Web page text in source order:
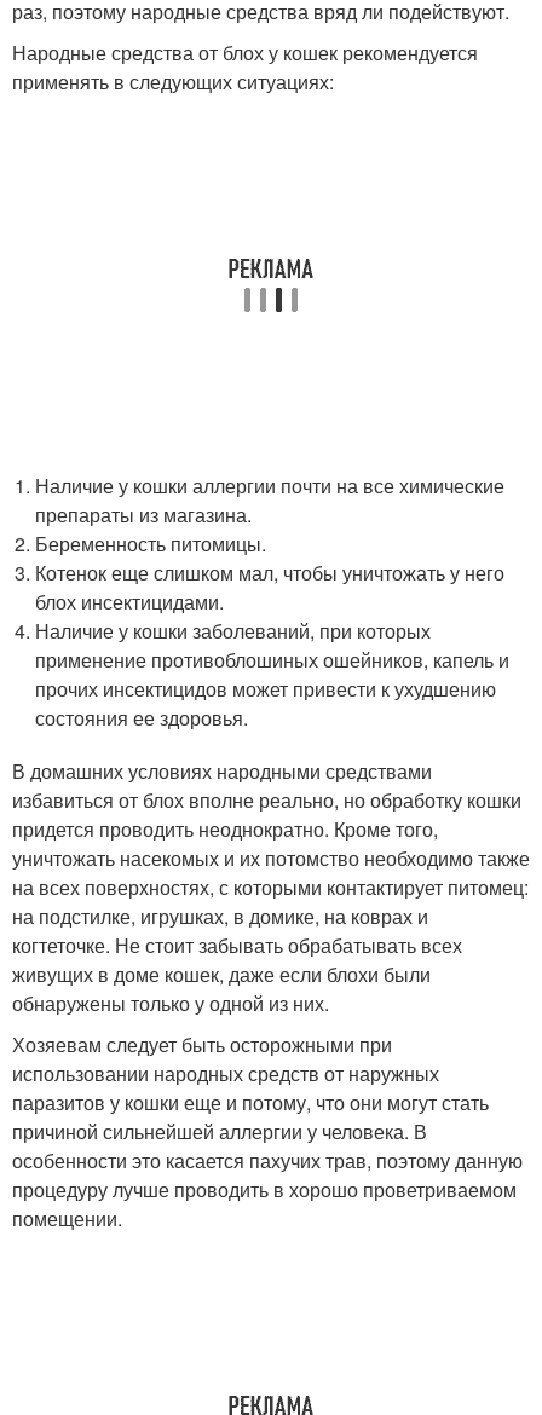
раз, поэтому народные средства вряд ли подействуют.
Народные средства от блох у кошек рекомендуется
применять в следующих ситуациях:
Наличие у кошки аллергии почти на все химические
препараты из магазина.
Беременность питомицы.
Котенок еще слишком мал, чтобы уничтожать у него
блох инсектицидами.
Наличие у кошки заболеваний, при которых
применение противоблошиных ошейников, капель и
прочих инсектицидов может привести к ухудшению
состояния ее здоровья.
В домашних условиях народными средствами
избавиться от блох вполне реально, но обработку кошки
придется проводить неоднократно. Кроме того,
уничтожать насекомых и их потомство необходимо также
на всех поверхностях, с которыми контактирует питомец:
на подстилке, игрушках, в домике, на коврах и
когтеточке. Не стоит забывать обрабатывать всех
живущих в доме кошек, даже если блохи были
обнаружены только у одной из них.
Хозяевам следует быть осторожными при
использовании народных средств от наружных
паразитов у кошки еще и потому, что они могут стать
причиной сильнейшей аллергии у человека. В
особенности это касается пахучих трав, поэтому данную
процедуру лучше проводить в хорошо проветриваемом
помещении.